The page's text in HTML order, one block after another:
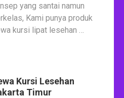
yang santai namun
Kami punya produk
kursi lipat lesehan …
Kursi Lesehan
Timur